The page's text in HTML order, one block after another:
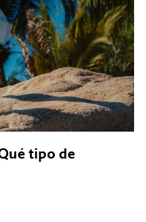
tipo de